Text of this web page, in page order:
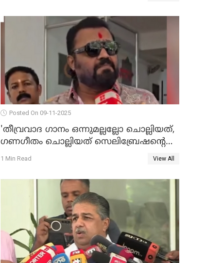
Posted On 09-11-2025
'തീവ്രവാദ ഗാനം ഒന്നുമല്ലല്ലോ ചൊല്ലിയത്,
ഗണഗീതം ചൊല്ലിയത് സെലിബ്രേഷന്റെ
ഭാഗം'; സുരേഷ് ഗോപി WATCH VIDEO
1 Min Read View All